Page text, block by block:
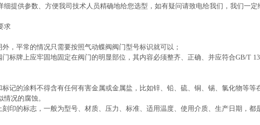
细提供参数、方便我司技术人员精确地给您选型，如有疑问请致电给我们，我们一定
求
外，平常的情况只需要按照气动蝶阀阀门型号标识就可以；
门标牌上应牢固地固定在阀门的明显部位，其内容必须整齐、正确、并应符合GB/T
标记的涂料不得含有任何有害金属或金属盐，比如锌、铅、硫、铜、锡、氯化物等
情况的腐蚀。
刻印的标志，一般为型号、材质、压力、标准、适用温度、使用介质、生产日期，都